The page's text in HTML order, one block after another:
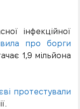
інфекційної
про борги
1,9 мільйона
протестували